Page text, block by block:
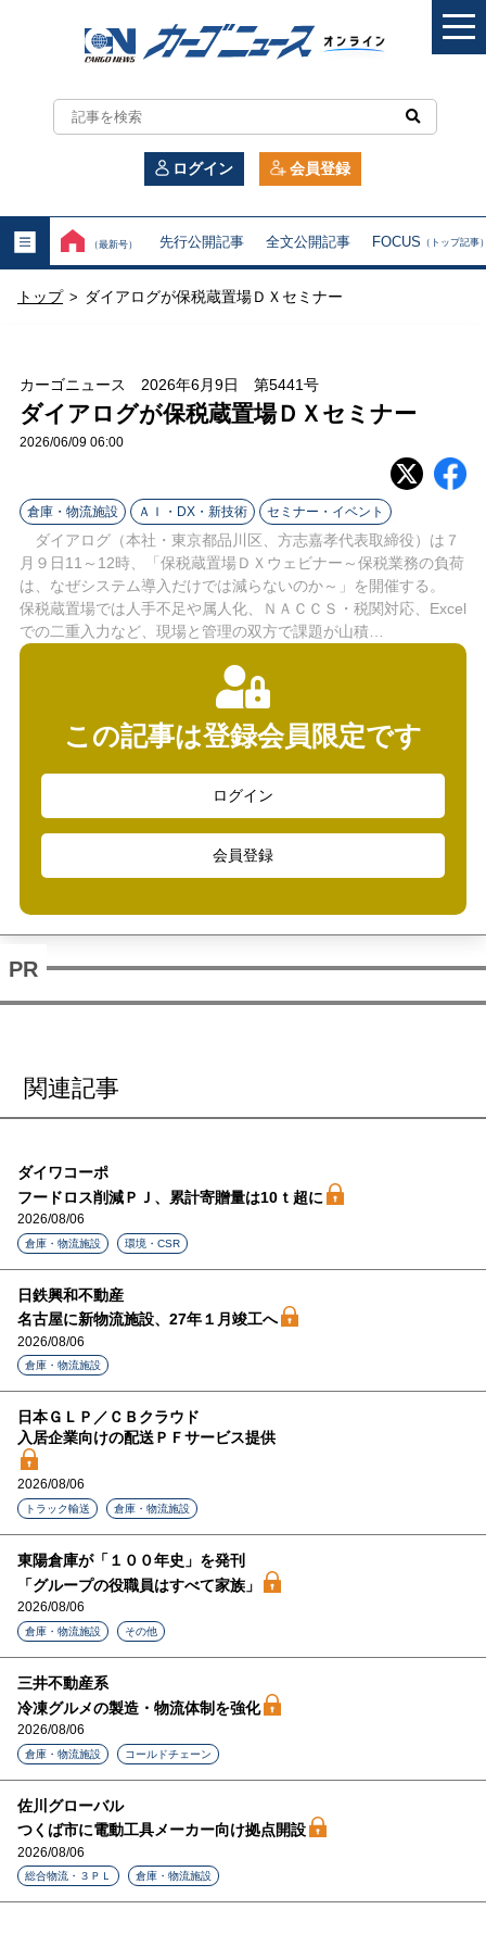
カ
ー
ニ
ュ
オ
ン
ラ
イ
ン
ログイン 会員登録
（最新号） 先行公開記事 全文公開記事 FOCUS （トップ記事
トップ > ダイアログが保税蔵置場ＤＸセミナー
カーゴニュース 2026年6月9日 第5441号
ダイアログが保税蔵置場ＤＸセミナー
2026/06/09 06:00
倉庫・物流施設 ＡＩ・DX・新技術 セミナー・イベント
ダイアログ（本社・東京都品川区、方志嘉孝代表取締役）は７
月９日11～12時、「保税蔵置場ＤＸウェビナー～保税業務の負荷
は、なぜシステム導入だけでは減らないのか～」を開催する。
保税蔵置場では人手不足や属人化、ＮＡＣＣＳ・税関対応、Excel
での二重入力など、現場と管理の双方で課題が山積…
この記事は登録会員限定です
ログイン
会員登録
関連記事
ダイワコーポ
フードロス削減ＰＪ、累計寄贈量は10ｔ超に
2026/08/06
倉庫・物流施設 環境・CSR
日鉄興和不動産
名古屋に新物流施設、27年１月竣工へ
2026/08/06
倉庫・物流施設
日本ＧＬＰ／ＣＢクラウド
入居企業向けの配送ＰＦサービス提供
2026/08/06
トラック輸送 倉庫・物流施設
東陽倉庫が「１００年史」を発刊
「グループの役職員はすべて家族」
2026/08/06
倉庫・物流施設 その他
三井不動産系
冷凍グルメの製造・物流体制を強化
2026/08/06
倉庫・物流施設 コールドチェーン
佐川グローバル
つくば市に電動工具メーカー向け拠点開設
2026/08/06
総合物流・３ＰＬ 倉庫・物流施設